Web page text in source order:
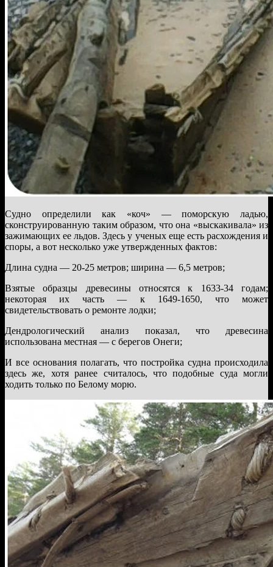
Судно определили как «коч» — поморскую ладью,
сконструированную таким образом, что она «выскакивала» из
зажимающих ее льдов. Здесь у ученых еще есть расхождения и
споры, а вот несколько уже утвержденных фактов:
Длина судна — 20-25 метров; ширина — 6,5 метров;
Взятые образцы древесины относятся к 1633-34 годам;
некоторая их часть — к 1649-1650, что может
свидетельствовать о ремонте лодки;
Дендрологический анализ показал, что древесина
использована местная — с берегов Онеги;
И все основания полагать, что постройка судна происходила
здесь же, хотя ранее считалось, что подобные суда могли
ходить только по Белому морю.